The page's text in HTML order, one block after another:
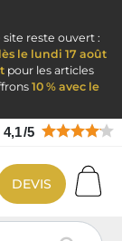
site reste ouvert :
le lundi 17 août
pour les articles
10 % avec le
4,1/5
DEVIS
ET